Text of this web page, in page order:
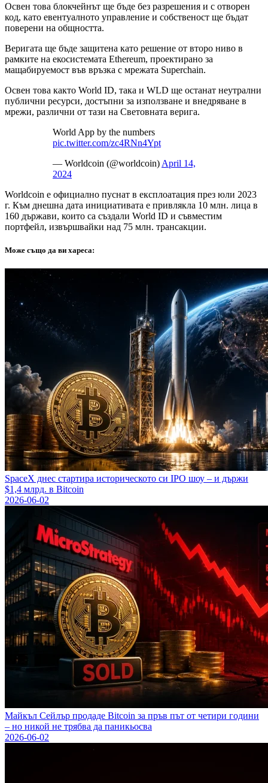
Освен това блокчейнът ще бъде без разрешения и с отворен
код, като евентуалното управление и собственост ще бъдат
поверени на общността.
Веригата ще бъде защитена като решение от второ ниво в
рамките на екосистемата Ethereum, проектирано за
мащабируемост във връзка с мрежата Superchain.
Освен това както World ID, така и WLD ще останат неутрални
публични ресурси, достъпни за използване и внедряване в
мрежи, различни от тази на Световната верига.
World App by the numbers
pic.twitter.com/zc4RNn4Ypt
— Worldcoin (@worldcoin) April 14,
2024
Worldcoin е официално пуснат в експлоатация през юли 2023
г. Към днешна дата инициативата е привлякла 10 млн. лица в
160 държави, които са създали World ID и съвместим
портфейл, извършвайки над 75 млн. трансакции.
Може също да ви хареса:
SpaceX днес стартира историческото си IPO шоу – и държи
$1,4 млрд. в Bitcoin
2026-06-02
Майкъл Сейлър продаде Bitcoin за пръв път от четири години
– но никой не трябва да паникьосва
2026-06-02